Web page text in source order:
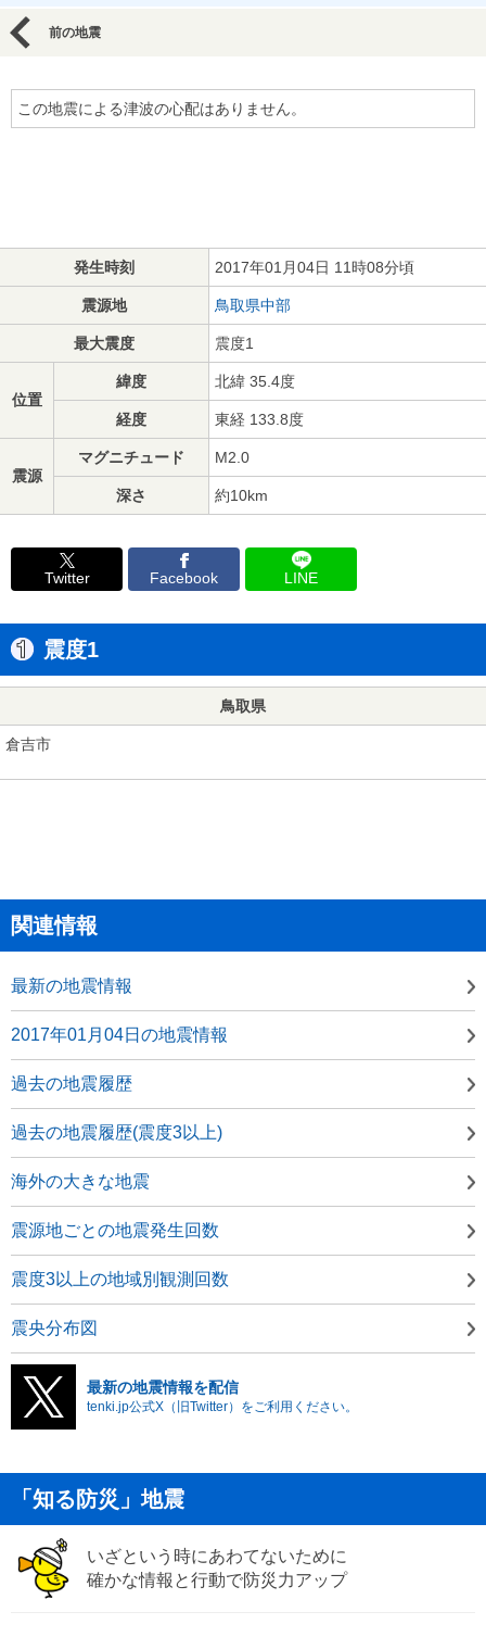
前の地震
この地震による津波の心配はありません。
発生時刻 2017年01月04日 11時08分頃
震源地 鳥取県中部
最大震度 震度1
位置
緯度 北緯 35.4度
経度 東経 133.8度
震源
マグニチュード M2.0
深さ 約10km
Twitter Facebook LINE
震度1
鳥取県
倉吉市
関連情報
最新の地震情報
2017年01月04日の地震情報
過去の地震履歴
過去の地震履歴(震度3以上)
海外の大きな地震
震源地ごとの地震発生回数
震度3以上の地域別観測回数
震央分布図
最新の地震情報を配信
tenki.jp公式X（旧Twitter）をご利用ください。
「知る防災」地震
いざという時にあわてないために
確かな情報と行動で防災力アップ